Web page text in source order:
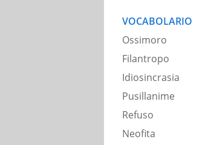
VOCABOLARIO
Ossimoro
Filantropo
Idiosincrasia
Pusillanime
Refuso
Neofita